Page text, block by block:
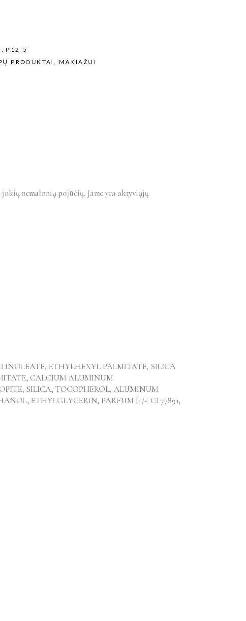
P12-5
PRODUKTAI , MAKIAŽUI
nemalonių pojūčių. Jame yra aktyviųjų
ETHYLHEXYL PALMITATE, SILICA
CALCIUM ALUMINUM
SILICA, TOCOPHEROL, ALUMINUM
ETHYLGLYCERIN, PARFUM [+/-: CI 77891,